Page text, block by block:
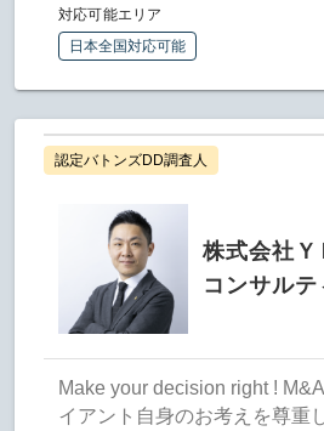
対応可能エリア
日本全国対応可能
認定バトンズDD調査人
株式会社Ｙ
コンサルテ
Make your decision right !
イアント自身のお考えを尊重